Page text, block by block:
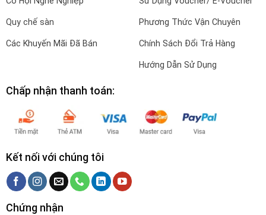
Quy chế sàn
Các Khuyến Mãi Đã Bán
Phương Thức Vận Chuyên
Chính Sách Đổi Trả Hàng
Hướng Dẫn Sử Dụng
Chấp nhận thanh toán:
Kết nối với chúng tôi
Chứng nhận